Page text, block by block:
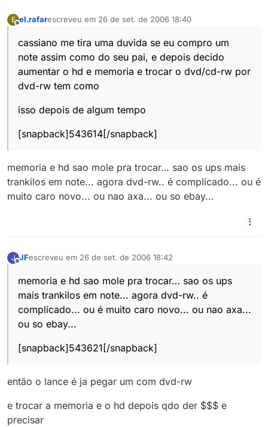
E el.rafarescreveu em 26 de set. de 2006 18:40
última edição por
cassiano me tira uma duvida se eu compro um
note assim como do seu pai, e depois decido
aumentar o hd e memoria e trocar o dvd/cd-rw por
dvd-rw tem como
isso depois de algum tempo
[snapback]543614[/snapback]
memoria e hd sao mole pra trocar… sao os ups mais
trankilos em note... agora dvd-rw.. é complicado... ou é
muito caro novo... ou nao axa... ou so ebay...
J JFescreveu em 26 de set. de 2006 18:42
última edição por
memoria e hd sao mole pra trocar… sao os ups
mais trankilos em note... agora dvd-rw.. é
complicado... ou é muito caro novo... ou nao axa...
ou so ebay...
[snapback]543621[/snapback]
então o lance é ja pegar um com dvd-rw
e trocar a memoria e o hd depois qdo der $$$ e
precisar